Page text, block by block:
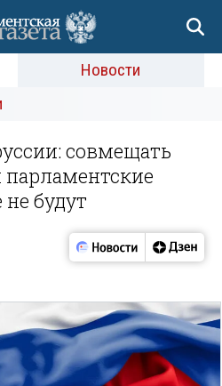
Новости
совмещать
парламентские
будут